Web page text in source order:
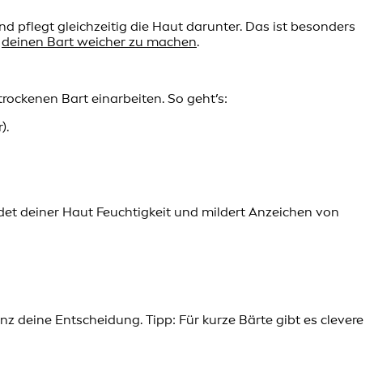
pflegt gleichzeitig die Haut darunter. Das ist besonders
deinen Bart weicher zu machen.
Bart einarbeiten. So geht’s:
deiner Haut Feuchtigkeit und mildert Anzeichen von
deine Entscheidung. Tipp: Für kurze Bärte gibt es clevere